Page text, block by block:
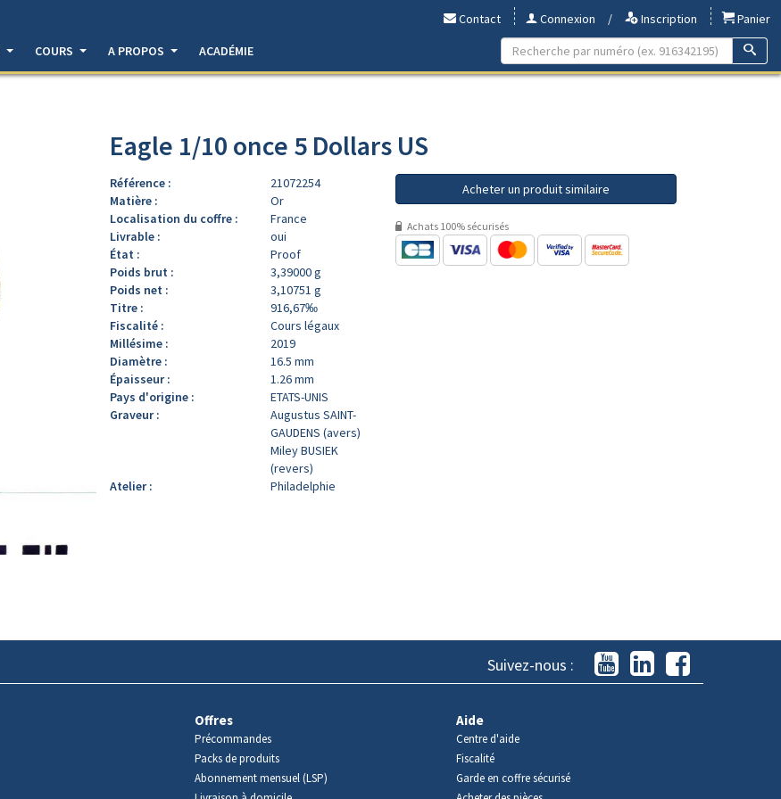
Contact Connexion / Inscription
Panier
COURS A PROPOS ACADÉMIE
Eagle 1/10 once 5 Dollars US
Référence :
21072254
Matière :
Or
Localisation du coffre :
France
Livrable :
oui
État :
Proof
Poids brut :
3,39000 g
Poids net :
3,10751 g
Titre :
916,67‰
Fiscalité :
Cours légaux
Millésime :
2019
Diamètre :
16.5 mm
Épaisseur :
1.26 mm
Pays d'origine :
ETATS-UNIS
Graveur :
Augustus SAINT-
GAUDENS (avers)
Miley BUSIEK
(revers)
Atelier :
Philadelphie
Acheter un produit similaire
Achats 100% sécurisés
Suivez-nous :
Offres
Précommandes
Packs de produits
Abonnement mensuel (LSP)
Aide
Centre d'aide
Fiscalité
Garde en coffre sécurisé